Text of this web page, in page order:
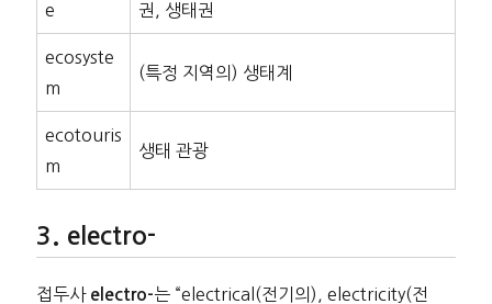
e
권, 생태권
ecosyste
m
(특정 지역의) 생태계
ecotouris
m
생태 관광
electro-
접두사 electro-는 “electrical(전기의), electricity(전